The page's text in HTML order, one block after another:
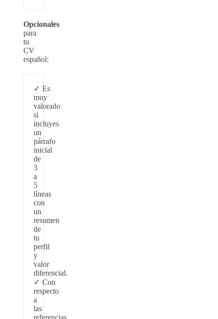
Opcionales
para
tu
CV
español:
Es
muy
valorado
si
incluyes
un
párrafo
inicial
de
3
a
5
líneas
con
un
resumen
de
tu
perfil
y
valor
diferencial.
Con
respecto
a
las
referencias